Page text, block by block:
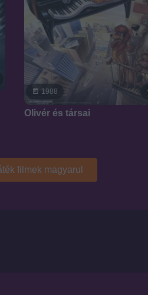
1988
Olivér és társai
filmek magyarul